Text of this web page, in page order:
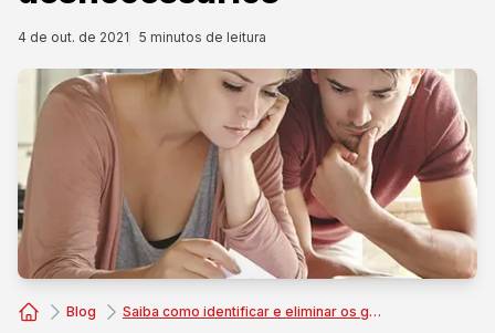
4 de out. de 2021 5 minutos de leitura
Blog Saiba como identificar e eliminar os gastos desnecessários